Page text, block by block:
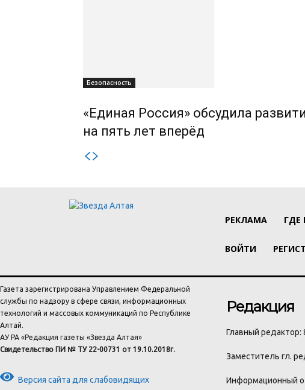
Безопасность
«Единая Россия» обсудила
на пять лет вперёд
РЕКЛАМА ГДЕ
ВОЙТИ
Газета зарегистрирована Управлением Федеральной
службы по надзору в сфере связи, информационных
технологий и массовых коммуникаций по Республике
Алтай.
АУ РА «Редакция газеты «Звезда Алтая»
Свидетельство ПИ № ТУ 22-00731 от 19.10.2018г.
Версия сайта для слабовидящих
Редакция
Главный редактор:
Заместитель гл.
Информационный